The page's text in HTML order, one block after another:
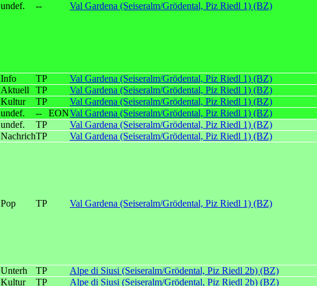
undef. -- Val Gardena (Seiseralm/Grödental, Piz Riedl 1) (BZ)
Info TP Val Gardena (Seiseralm/Grödental, Piz Riedl 1) (BZ)
Aktuell TP Val Gardena (Seiseralm/Grödental, Piz Riedl 1) (BZ)
Kultur TP Val Gardena (Seiseralm/Grödental, Piz Riedl 1) (BZ)
undef. -- EONVal Gardena (Seiseralm/Grödental, Piz Riedl 1) (BZ)
undef. TP Val Gardena (Seiseralm/Grödental, Piz Riedl 1) (BZ)
NachrichTP Val Gardena (Seiseralm/Grödental, Piz Riedl 1) (BZ)
Pop TP Val Gardena (Seiseralm/Grödental, Piz Riedl 1) (BZ)
Unterh TP Alpe di Siusi (Seiseralm/Grödental, Piz Riedl 2b) (BZ)
Kultur TP Alpe di Siusi (Seiseralm/Grödental, Piz Riedl 2b) (BZ)